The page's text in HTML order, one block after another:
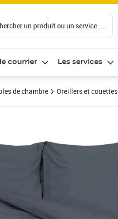
un produit ou un service ....
courrier Les services
de chambre Oreillers et couettes